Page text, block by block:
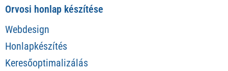
Orvosi honlap készítése
Webdesign
Honlapkészítés
Keresőoptimalizálás